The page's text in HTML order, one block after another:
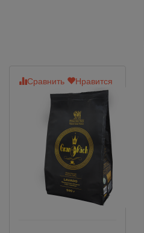
Сравнить Нравится